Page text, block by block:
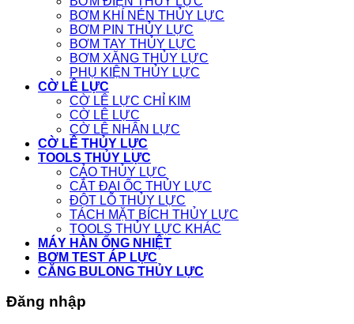
BƠM KHÍ NÉN THỦY LỰC
BƠM PIN THỦY LỰC
BƠM TAY THỦY LỰC
BƠM XĂNG THỦY LỰC
PHỤ KIỆN THỦY LỰC
CỜ LÊ LỰC
CỜ LÊ LỰC CHỈ KIM
CỜ LÊ LỰC
CỜ LÊ NHÂN LỰC
CỜ LÊ THỦY LỰC
TOOLS THỦY LỰC
CẢO THỦY LỰC
CẮT ĐAI ỐC THỦY LỰC
ĐỘT LỖ THỦY LỰC
TÁCH MẶT BÍCH THỦY LỰC
TOOLS THỦY LỰC KHÁC
MÁY HÀN ỐNG NHIỆT
BƠM TEST ÁP LỰC
CĂNG BULONG THỦY LỰC
Đăng nhập